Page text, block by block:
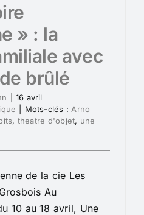
» : la
avec
brûlé
16 avril
Mots-clés : Arno
, theatre d'objet, une
de la cie Les
Au
10 au 18 avril, Une